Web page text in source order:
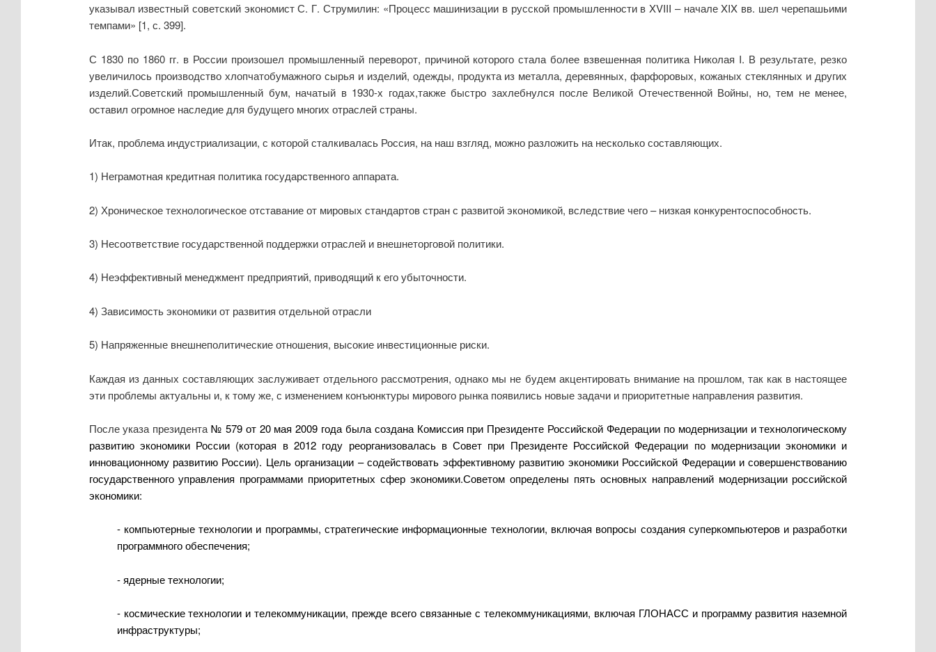
указывал известный советский экономист С. Г. Струмилин: «Процесс машинизации в русской промышленности в XVIII – начале XIX вв. шел черепашьими
темпами» [1, с. 399].
С 1830 по 1860 гг. в России произошел промышленный переворот, причиной которого стала более взвешенная политика Николая I. В результате, резко
увеличилось производство хлопчатобумажного сырья и изделий, одежды, продукта из металла, деревянных, фарфоровых, кожаных стеклянных и других
изделий.Советский промышленный бум, начатый в 1930-х годах,также быстро захлебнулся после Великой Отечественной Войны, но, тем не менее,
оставил огромное наследие для будущего многих отраслей страны.
Итак, проблема индустриализации, с которой сталкивалась Россия, на наш взгляд, можно разложить на несколько составляющих.
1) Неграмотная кредитная политика государственного аппарата.
2) Хроническое технологическое отставание от мировых стандартов стран с развитой экономикой, вследствие чего – низкая конкурентоспособность.
3) Несоответствие государственной поддержки отраслей и внешнеторговой политики.
4) Неэффективный менеджмент предприятий, приводящий к его убыточности.
4) Зависимость экономики от развития отдельной отрасли
5) Напряженные внешнеполитические отношения, высокие инвестиционные риски.
Каждая из данных составляющих заслуживает отдельного рассмотрения, однако мы не будем акцентировать внимание на прошлом, так как в настоящее
эти проблемы актуальны и, к тому же, с изменением конъюнктуры мирового рынка появились новые задачи и приоритетные направления развития.
После указа президента№ 579 от 20 мая 2009 года была создана Комиссия при Президенте Российской Федерации по модернизации и технологическому
развитию экономики России (которая в 2012 году реорганизовалась в Совет при Президенте Российской Федерации по модернизации экономики и
инновационному развитию России). Цель организации – содействовать эффективному развитию экономики Российской Федерации и совершенствованию
государственного управления программами приоритетных сфер экономики.Советом определены пять основных направлений модернизации российской
экономики:
- компьютерные технологии и программы, стратегические информационные технологии, включая вопросы создания суперкомпьютеров и разработки
программного обеспечения;
- ядерные технологии;
- космические технологии и телекоммуникации, прежде всего связанные с телекоммуникациями, включая ГЛОНАСС и программу развития наземной
инфраструктуры;